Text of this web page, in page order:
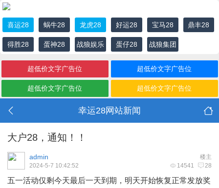
喜运28 蜗牛28 龙虎28 好运28 宝马28 鼎丰28
得胜28 蛋神28
战狼娱乐
城
蛋仔28 战狼集团
超低价文字广告位 超低价文字广告位
超低价文字广告位 超低价文字广告位
幸运28网站新闻
大户28，通知！！
楼主
admin
14541 28
2024-5-7 10:42:52
五一活动仅剩今天最后一天到期，明天开始恢复正常发放奖